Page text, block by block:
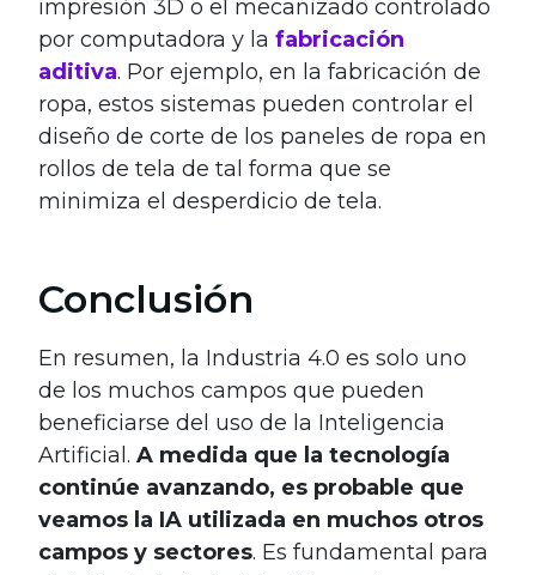
impresión 3D o el mecanizado controlado
por computadora y la fabricación
aditiva. Por ejemplo, en la fabricación de
ropa, estos sistemas pueden controlar el
diseño de corte de los paneles de ropa en
rollos de tela de tal forma que se
minimiza el desperdicio de tela.
Conclusión
En resumen, la Industria 4.0 es solo uno
de los muchos campos que pueden
beneficiarse del uso de la Inteligencia
Artificial. A medida que la tecnología
continúe avanzando, es probable que
veamos la IA utilizada en muchos otros
campos y sectores. Es fundamental para